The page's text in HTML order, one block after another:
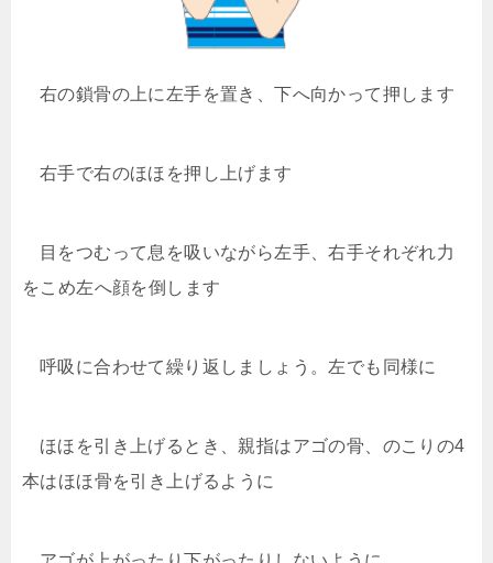
右の鎖骨の上に左手を置き、下へ向かって押します
右手で右のほほを押し上げます
目をつむって息を吸いながら左手、右手それぞれ力
をこめ左へ顔を倒します
呼吸に合わせて繰り返しましょう。左でも同様に
ほほを引き上げるとき、親指はアゴの骨、のこりの4
本はほほ骨を引き上げるように